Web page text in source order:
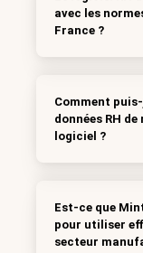
avec les
France ?
Comment
données RH
logiciel ?
Est-ce que
pour utiliser
secteur